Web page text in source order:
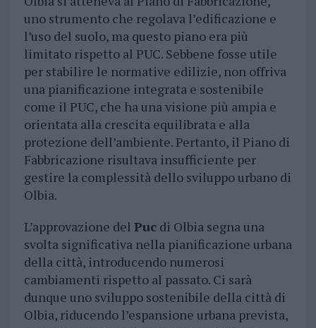
uno strumento che regolava l’edificazione e
l’uso del suolo, ma questo piano era più
limitato rispetto al PUC. Sebbene fosse utile
per stabilire le normative edilizie, non offriva
una pianificazione integrata e sostenibile
come il PUC, che ha una visione più ampia e
orientata alla crescita equilibrata e alla
protezione dell’ambiente. Pertanto, il Piano di
Fabbricazione risultava insufficiente per
gestire la complessità dello sviluppo urbano di
Olbia.
L’approvazione del Pucdi Olbia segna una
svolta significativa nella pianificazione urbana
della città, introducendo numerosi
cambiamenti rispetto al passato. Ci sarà
dunque uno sviluppo sostenibile della città di
Olbia, riducendo l’espansione urbana prevista,